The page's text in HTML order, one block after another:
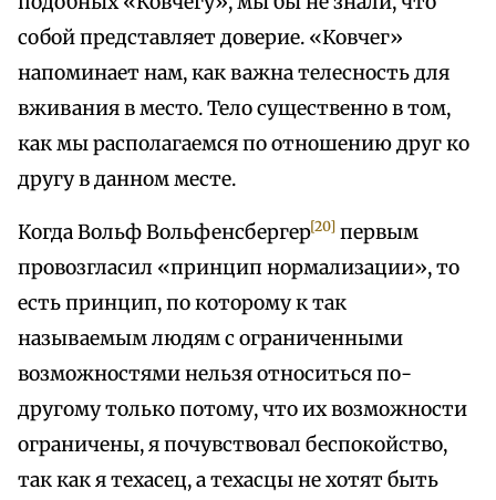
собой представляет доверие. «Ковчег»
напоминает нам, как важна телесность для
вживания в место. Тело существенно в том,
как мы располагаемся по отношению друг ко
другу в данном месте.
Когда Вольф Вольфенсбергер[20] первым
провозгласил «принцип нормализации», то
есть принцип, по которому к так
называемым людям с ограниченными
возможностями нельзя относиться по-
другому только потому, что их возможности
ограничены, я почувствовал беспокойство,
так как я техасец, а техасцы не хотят быть